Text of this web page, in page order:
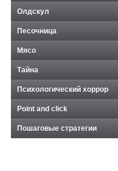
Олдскул
Песочница
Мясо
Тайна
Психологический хоррор
Point and click
Пошаговые стратегии